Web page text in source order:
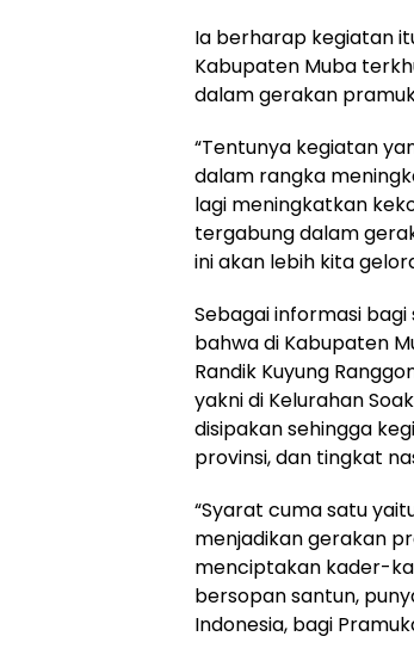
Ia berharap kegiatan
Kabupaten Muba
dalam gerakan
“Tentunya kegiatan
dalam rangka
lagi meningkatkan
tergabung dalam
ini akan lebih kita
Sebagai informasi
bahwa di Kabupaten
Randik Kuyung
yakni di Kelurahan
disipakan sehingga
provinsi, dan tingkat
“Syarat cuma satu
menjadikan gerakan
menciptakan kader-
bersopan santun,
Indonesia, bagi